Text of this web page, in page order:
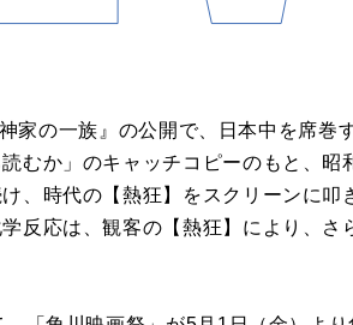
家の一族』の公開で、日本中を席巻
むか」のキャッチコピーのもと、
、時代の【熱狂】をスクリーンに叩
反応は、観客の【熱狂】により、さ